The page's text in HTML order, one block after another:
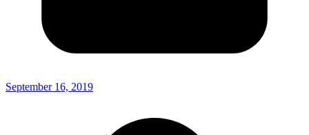
September 16, 2019